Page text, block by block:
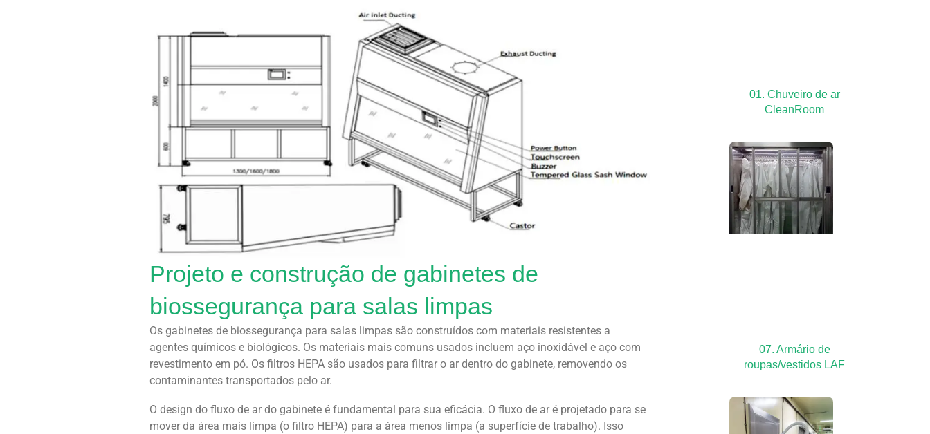
Projeto e construção de gabinetes de
biossegurança para salas limpas
Os gabinetes de biossegurança para salas limpas são construídos com materiais resistentes a
agentes químicos e biológicos. Os materiais mais comuns usados incluem aço inoxidável e aço com
revestimento em pó. Os filtros HEPA são usados para filtrar o ar dentro do gabinete, removendo os
contaminantes transportados pelo ar.
O design do fluxo de ar do gabinete é fundamental para sua eficácia. O fluxo de ar é projetado para se
mover da área mais limpa (o filtro HEPA) para a área menos limpa (a superfície de trabalho). Isso
01. Chuveiro de ar
CleanRoom
07. Armário de
roupas/vestidos LAF